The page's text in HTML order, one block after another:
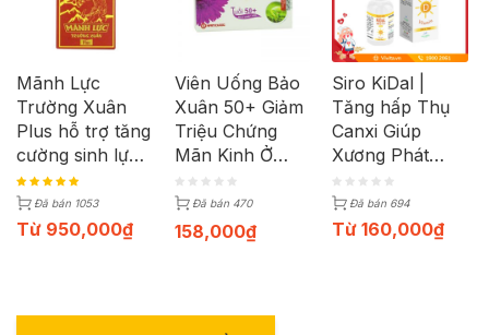
Mãnh Lực
Trường Xuân
Plus hỗ trợ tăng
cường sinh lực
phái mạnh (Lọ
50g)Đã bán 1053
Từ 950,000₫
Viên Uống Bảo
Xuân 50+ Giảm
Triệu Chứng
Mãn Kinh Ở
Phụ Nữ (Hộp
30 Viên)
Đã bán 470
158,000₫
Siro KiDal |
Tăng hấp Thụ
Canxi Giúp
Xương Phát
Triển | Chai
150ml
Đã bán 694
Từ160,000₫